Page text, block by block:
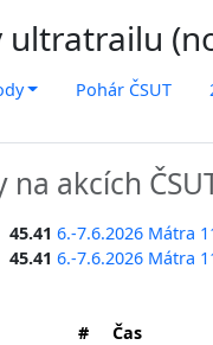
ultratrailu
Pohár ČSUT
akcích
45.41 6.-7.6.2026 Mátra
45.41 6.-7.6.2026 Mátra
# Čas